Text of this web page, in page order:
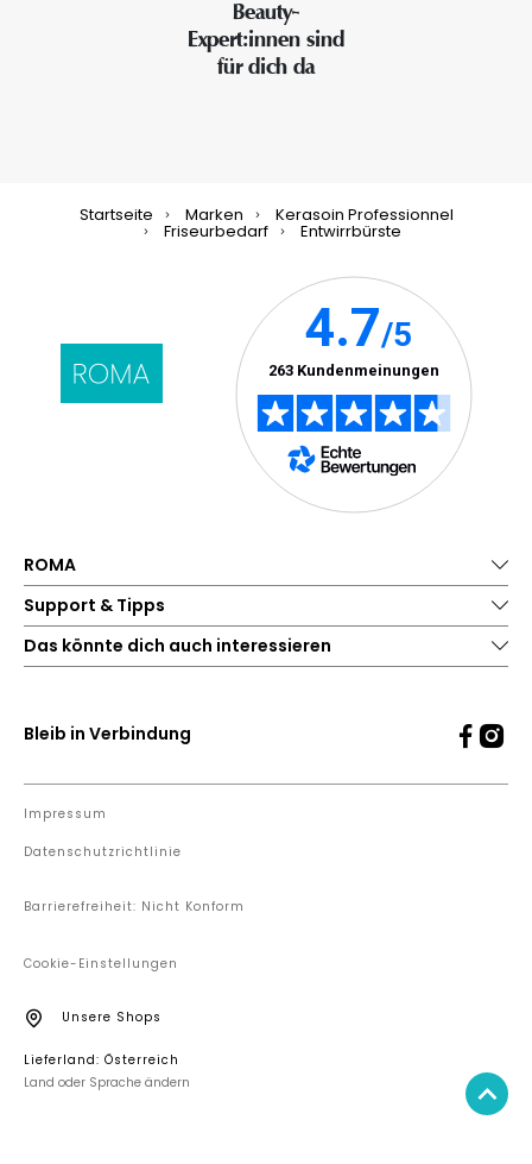
Beauty-
Expert:innen sind
für dich da
Startseite Marken Kerasoin Professionnel
Friseurbedarf Entwirrbürste
ROMA
Support & Tipps
Das könnte dich auch interessieren
Bleib in Verbindung
Impressum
Datenschutzrichtlinie
Barrierefreiheit: Nicht Konform
Cookie-Einstellungen
Unsere Shops
Lieferland: Österreich
Land oder Sprache ändern